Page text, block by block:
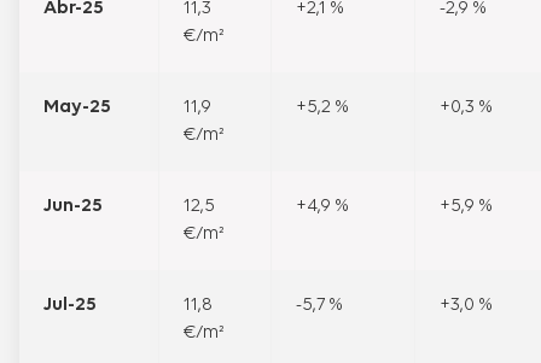
Abr-25
11,3
€/m²
+2,1 % -2,9 %
May-25
11,9
€/m²
+5,2 % +0,3 %
Jun-25
12,5
€/m²
+4,9 % +5,9 %
Jul-25
11,8
€/m²
-5,7 % +3,0 %